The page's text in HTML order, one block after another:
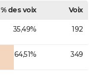
% des voix
Voix
35,49% 192
64,51% 349